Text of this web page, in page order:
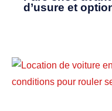
d’usure et